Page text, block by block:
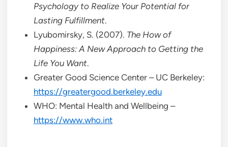
Psychology to Realize Your Potential for
Lasting Fulfillment.
Lyubomirsky, S. (2007). The How of
Happiness: A New Approach to Getting the
Life You Want.
Greater Good Science Center – UC Berkeley:
https://greatergood.berkeley.edu
WHO: Mental Health and Wellbeing –
https://www.who.int